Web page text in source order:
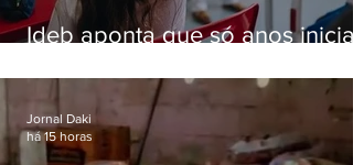
Ideb aponta que só anos
educação
Jornal Daki
há 15 horas